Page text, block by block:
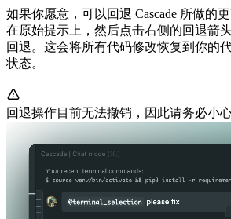
如果你愿意，可以回退 Cascade 所做的
在原始提示上，然后点击右侧的回退箭
回退。这会将所有代码修改恢复到你的
状态。
回退操作目前无法撤销，因此请务必小心